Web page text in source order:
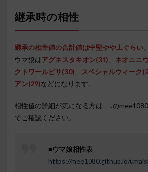
継承時の相性
継承の相性値の合計値は中堅やや上ぐらい
ウマ娘はアグネスタキオン(31) ネオユニ
クトワールピサ(30)
スペシャルウィーク
アン(29)などになります。
相性値の詳細が気になる方は、↓の
でご確認ください。
■ウマ娘相性表
https://mee1080.github.io/